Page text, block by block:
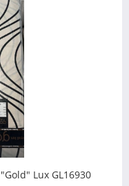
Lux GL16930